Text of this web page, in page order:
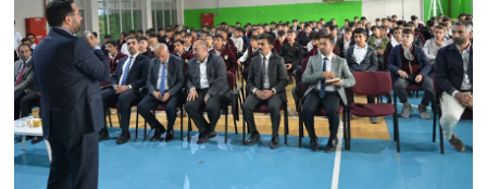
Mersin Müftülüğü
Muğla Müftülüğü
Muş Müftülüğü
Nevşehir Müftülüğü